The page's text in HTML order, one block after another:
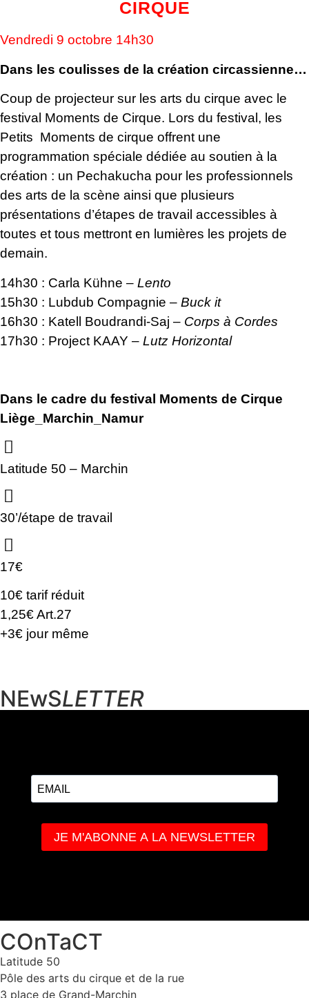
CIRQUE
Vendredi 9 octobre 14h30
Dans les coulisses de la création circassienne…
Coup de projecteur sur les arts du cirque avec le
festival Moments de Cirque. Lors du festival, les
Petits Moments de cirque offrent une
programmation spéciale dédiée au soutien à la
création : un Pechakucha pour les professionnels
des arts de la scène ainsi que plusieurs
présentations d’étapes de travail accessibles à
toutes et tous mettront en lumières les projets de
demain.
14h30 : Carla Kühne – Lento
15h30 : Lubdub Compagnie – Buck it
16h30 : Katell Boudrandi-Saj – Corps à Cordes
17h30 : Project KAAY – Lutz Horizontal
Dans le cadre du festival Moments de Cirque
Liège_Marchin_Namur
Latitude 50 – Marchin
30’/étape de travail
17€
10€ tarif réduit
1,25€ Art.27
+3€ jour même
NEwSLETTER
COnTaCT
Latitude 50
Pôle des arts du cirque et de la rue
3 place de Grand-Marchin